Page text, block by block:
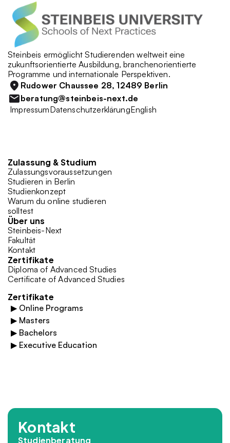
Steinbeis ermöglicht Studierenden weltweit eine
zukunftsorientierte Ausbildung, branchenorientierte
Programme und internationale Perspektiven.
Rudower Chaussee 28, 12489 Berlin
beratung@steinbeis-next.de
ImpressumDatenschutzerklärungEnglish
Zulassung & Studium
Zulassungsvoraussetzungen
Studieren in Berlin
Studienkonzept
Warum du online studieren
solltest
Über uns
Steinbeis-Next
Fakultät
Kontakt
Zertifikate
Diploma of Advanced Studies
Certificate of Advanced Studies
Zertifikate
▶ Online Programs
▶ Masters
▶ Bachelors
▶ Executive Education
Kontakt
Studienberatung